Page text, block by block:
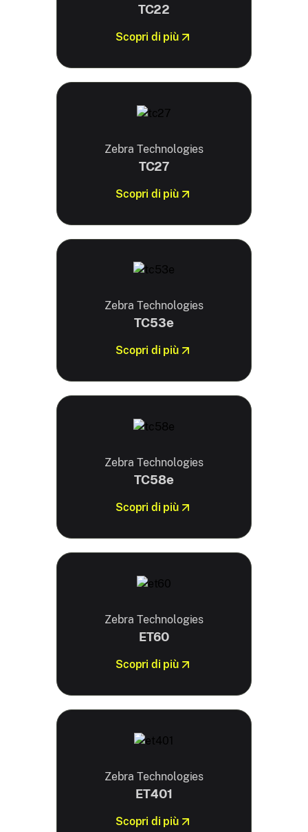
TC22
Scopri di più
Zebra Technologies
TC27
Scopri di più
Zebra Technologies
TC53e
Scopri di più
Zebra Technologies
TC58e
Scopri di più
Zebra Technologies
ET60
Scopri di più
Zebra Technologies
ET401
Scopri di più